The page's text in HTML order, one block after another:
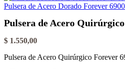
Pulsera de Acero Dorado Forever
Pulsera de Acero
$ 1.550,00
Pulsera de Acero Quirúrgico Forever